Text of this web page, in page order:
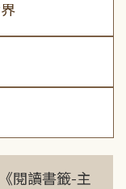
閱讀書籤-主